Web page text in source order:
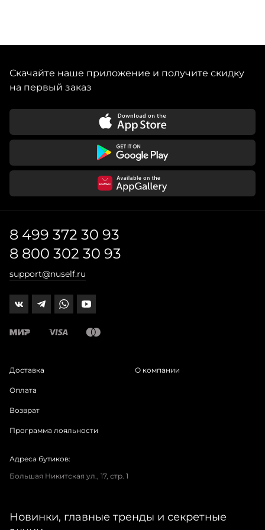
Скачайте наше приложение и получите скидку
на первый заказ
8 499 372 30 93
8 800 302 30 93
support@nuself.ru
Доставка
Оплата
Возврат
Программа лояльности
О компании
Адреса бутиков:
Большая Никитская ул., 17, стр. 1
Новинки, главные тренды и секретные